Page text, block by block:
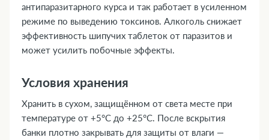
антипаразитарного курса и так работает в усиленном
режиме по выведению токсинов. Алкоголь снижает
эффективность шипучих таблеток от паразитов и
может усилить побочные эффекты.
Условия хранения
Хранить в сухом, защищённом от света месте при
температуре от +5°C до +25°C. После вскрытия
банки плотно закрывать для защиты от влаги —